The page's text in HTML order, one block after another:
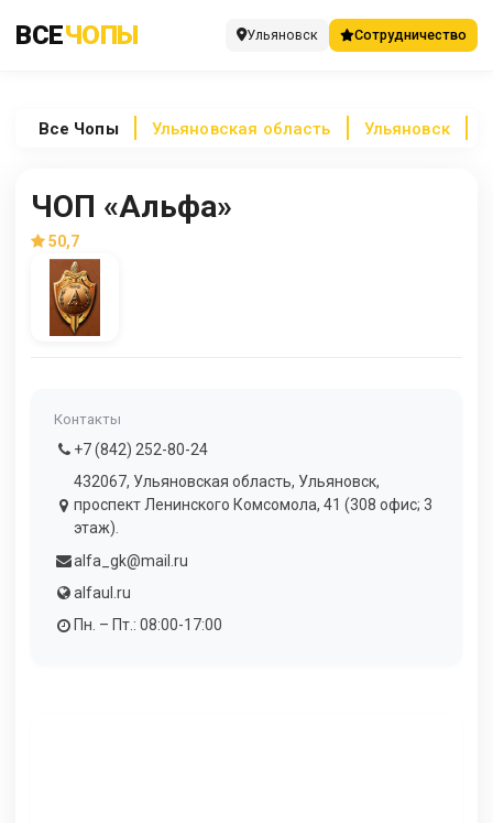
ВСЕЧОПЫ Ульяновск Сотрудничество
Все Чопы Ульяновская область Ульяновск
ЧОП «Альфа»
50,7
Контакты
+7 (842) 252-80-24
432067, Ульяновская область, Ульяновск,
проспект Ленинского Комсомола, 41 (308 офис; 3
этаж).
alfa_gk@mail.ru
alfaul.ru
Пн. – Пт.: 08:00-17:00